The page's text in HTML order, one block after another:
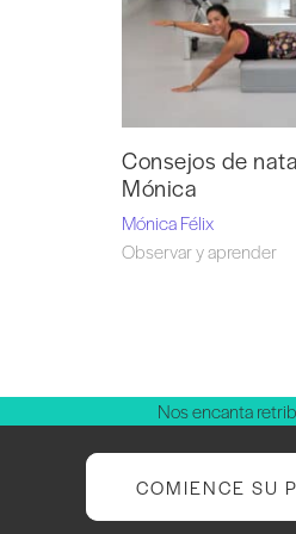
Consejos de
Mónica
Mónica Félix
Observar y aprender
Nos encanta
COMIENCE SU